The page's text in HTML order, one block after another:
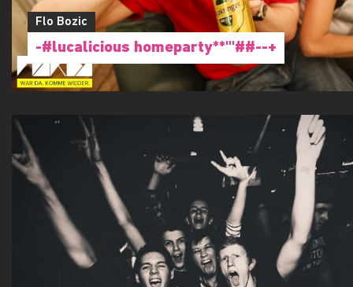
Flo Bozic
-#lucalicious homeparty**'''##--+